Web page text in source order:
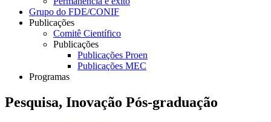
Grupo do FDE/CONIF
Publicações
Comitê Científico
Publicações
Publicações Proen
Publicações MEC
Programas
Pesquisa, Inovação Pós-graduação